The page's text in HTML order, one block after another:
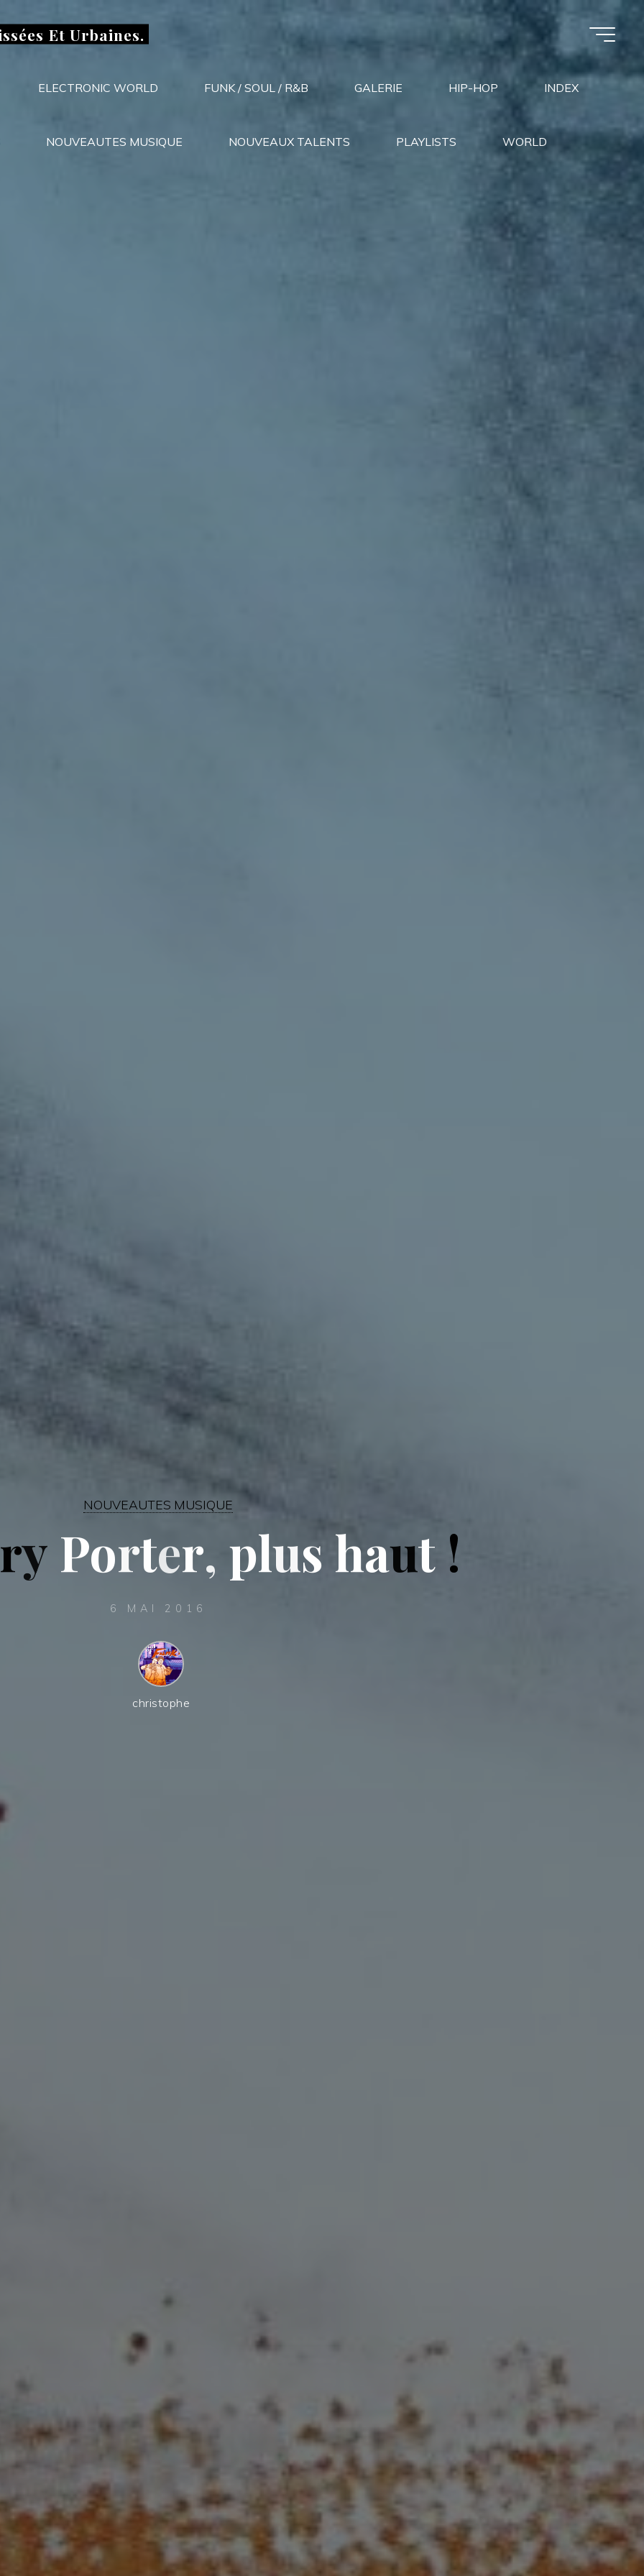
Et Urbaines.
ELECTRONIC WORLD FUNK / SOUL / R&B GALERIE HIP-HOP INDEX
NOUVEAUTES MUSIQUE NOUVEAUX TALENTS PLAYLISTS WORLD
NOUVEAUTES MUSIQUE
ry Porter, plushaut !
6 MAI 2016
christophe